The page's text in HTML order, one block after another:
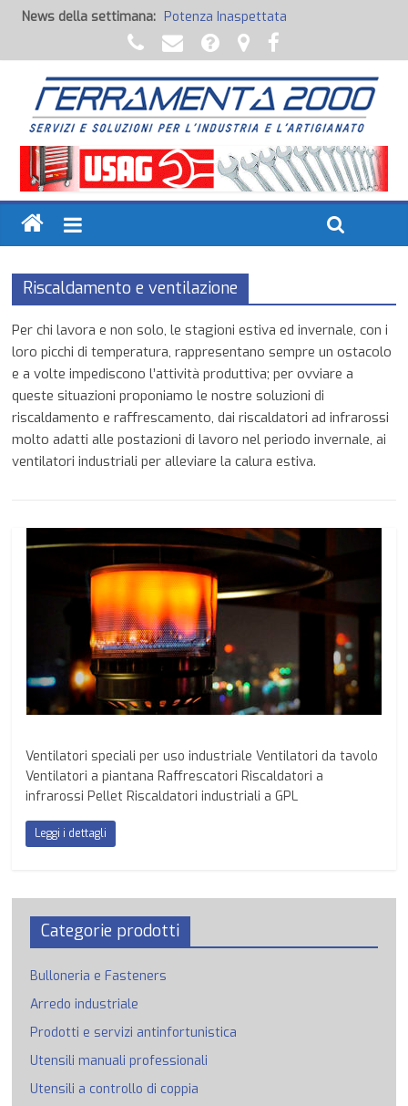
News della settimana: Potenza Inaspettata
Raccorderia pneumatica
Attrezzature professionali a batteria
Ancoraggi chimici
Fondi, Smalti, Stucchi e Idropitture
Riscaldamento e ventilazione
Per chi lavora e non solo, le stagioni estiva ed invernale, con i
loro picchi di temperatura, rappresentano sempre un ostacolo
e a volte impediscono l’attività produttiva; per ovviare a
queste situazioni proponiamo le nostre soluzioni di
riscaldamento e raffrescamento, dai riscaldatori ad infrarossi
molto adatti alle postazioni di lavoro nel periodo invernale, ai
ventilatori industriali per alleviare la calura estiva.
Ventilatori speciali per uso industriale Ventilatori da tavolo
Ventilatori a piantana Raffrescatori Riscaldatori a
infrarossi Pellet Riscaldatori industriali a GPL
Leggi i dettagli
Categorie prodotti
Bulloneria e Fasteners
Arredo industriale
Prodotti e servizi antinfortunistica
Utensili manuali professionali
Utensili a controllo di coppia